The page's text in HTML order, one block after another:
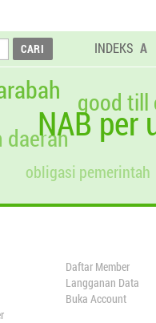
INDEKS A
NAB per
obligasi pemerintah
daerah
good till
Daftar Member
Langganan Data
Buka Account